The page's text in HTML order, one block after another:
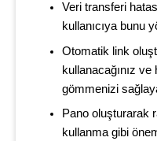
Veri transferi
kullanıcıya bunu
Otomatik link
kullanacağınız
gömmenizi
Pano oluşturarak
kullanma gibi